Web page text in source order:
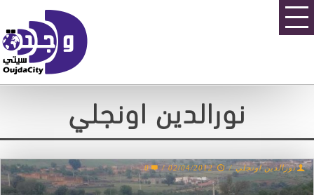
نورالدين اونجلي
نورالدين اونجلي /
02/04/2012
/
0